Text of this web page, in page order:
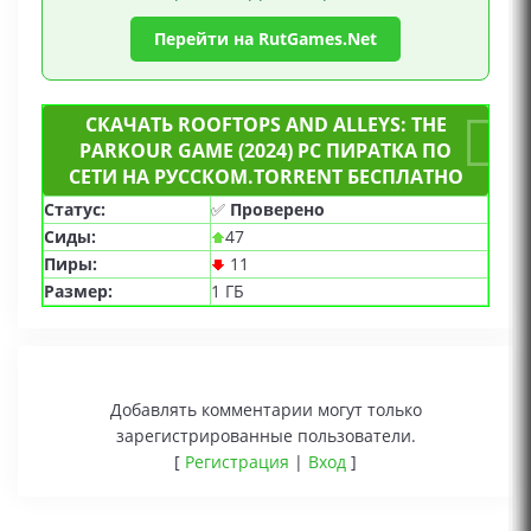
Перейти на RutGames.Net
СКАЧАТЬ ROOFTOPS AND ALLEYS: THE
PARKOUR GAME (2024) PC ПИРАТКА ПО
СЕТИ НА РУССКОМ.TORRENT БЕСПЛАТНО
Статус: ✅ Проверено
Сиды:
47
Пиры:
11
Размер:
1 ГБ
Добавлять комментарии могут только
зарегистрированные пользователи.
[ Регистрация | Вход ]